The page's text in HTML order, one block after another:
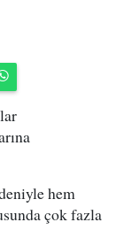
hem
çok fazla